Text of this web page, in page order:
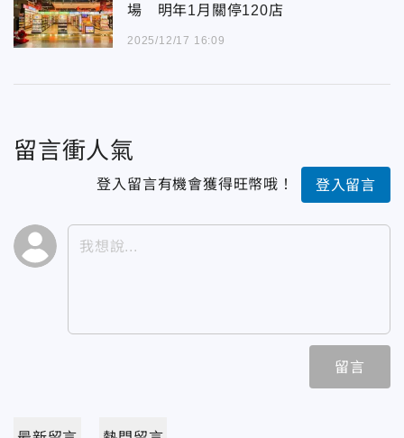
場 明年1月關停120店
2025/12/17 16:09
留言衝人氣
登入留言有機會獲得旺幣哦！ 登入留言
留言